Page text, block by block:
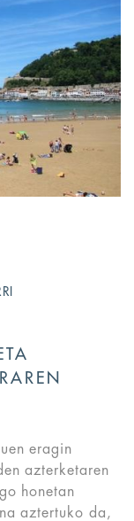
eragin
azterketaren
honetan
aztertuko da,